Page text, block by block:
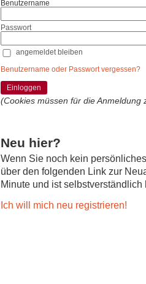
Benutzername
Passwort
angemeldet bleiben
Benutzername oder Passwort vergessen?
Einloggen
(Cookies müssen für die Anmeldung
Neu hier?
Wenn Sie noch kein
über den folgenden Link zur
Minute und ist selbstverständlich
Ich will mich neu registrieren!